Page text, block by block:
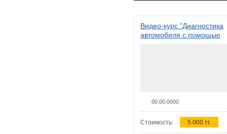
Видео-курс "Диагностика
автомобиля с помощью
00.00.0000
Стоимость: 5 000 тг.